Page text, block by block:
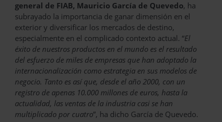
general de FIAB, Mauricio García de Quevedo, ha
subrayado la importancia de ganar dimensión en el
exterior y diversificar los mercados de destino,
especialmente en el complicado contexto actual. “El
éxito de nuestros productos en el mundo es el resultado
del esfuerzo de miles de empresas que han adoptado la
internacionalización como estrategia en sus modelos de
negocio. Tanto es así que, desde el año 2000, con un
registro de apenas 10.000 millones de euros, hasta la
actualidad, las ventas de la industria casi se han
multiplicado por cuatro”, ha dicho García de Quevedo.